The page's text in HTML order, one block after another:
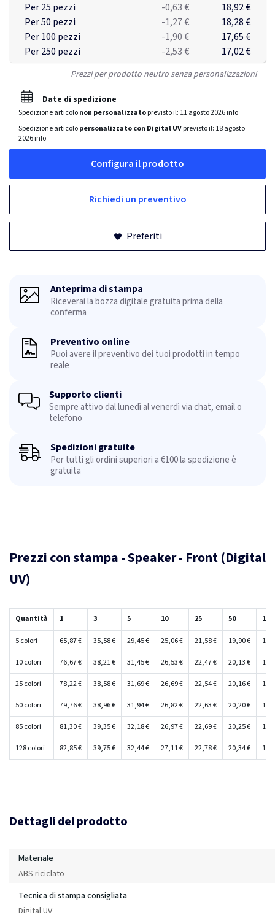
Per 25 pezzi -0,63 €
18,92 €
Per 50 pezzi
-1,27 €
18,28 €
Per 100 pezzi
-1,90 €
17,65 €
Per 250 pezzi
-2,53 € 17,02 €
Prezzi per prodotto neutro senza personalizzazioni
Date di spedizione
Spedizione articolonon personalizzatoprevisto il: 11 agosto 2026info
Spedizione articolopersonalizzato con Digital UVprevisto il: 18 agosto
2026info
Configura il prodotto
Richiedi un preventivo
Preferiti
Anteprima di stampa
Riceverai la bozza digitale gratuita prima della
conferma
Preventivo online
Puoi avere il preventivo dei tuoi prodotti in tempo
reale
Supporto clienti
Sempre attivo dal lunedì al venerdì via chat, email o
telefono
Spedizioni gratuite
Per tutti gli ordini superiori a €100 la spedizione è
gratuita
Prezzi con stampa - Speaker - Front (Digital
UV)
Quantità 1 3 5 10 25 50 100
5 colori 65,87 € 35,58 € 29,45 € 25,06 € 21,58 € 19,90 €
10 colori 76,67 € 38,21 € 31,45 € 26,53 € 22,47 € 20,13 €
25 colori 78,22 € 38,58 € 31,69 € 26,69 € 22,54 € 20,16 €
50 colori 79,76 € 38,96 € 31,94 € 26,82 € 22,63 € 20,20 €
85 colori 81,30 € 39,35 € 32,18 € 26,97 € 22,69 € 20,25 €
128 colori 82,85 € 39,75 € 32,44 € 27,11 € 22,78 € 20,34 €
Dettagli del prodotto
Materiale
ABS riciclato
Tecnica di stampa consigliata